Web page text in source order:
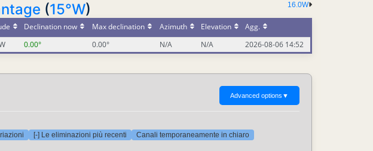
16.0W
(15°W)
Declination now Max declination Azimuth Elevation
Agg.
0.00° 0.00° N/A N/A 2026-08-06 14:52
Advanced options ▼
[-] Le eliminazioni più recenti Canali temporaneamente in chiaro